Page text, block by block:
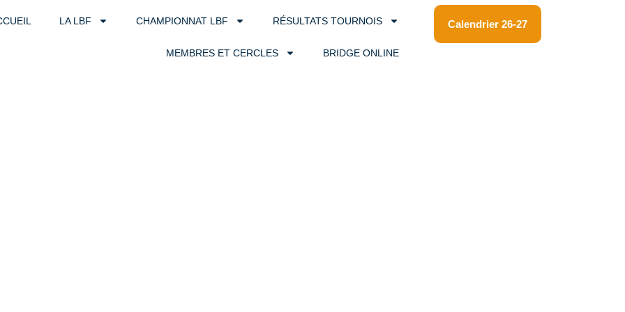
LA LBF CHAMPIONNAT LBF RÉSULTATS TOURNOIS
MEMBRES ET CERCLES BRIDGE ONLINE
Calendrier 26-27